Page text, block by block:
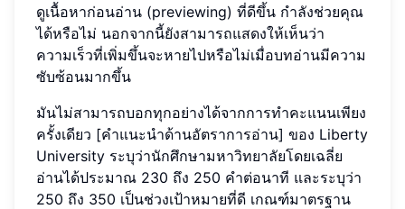
ดูเนื้อหาก่อนอ่าน (previewing) ที่ดีขึ้น กำลังช่วยคุณ
ได้หรือไม่ นอกจากนี้ยังสามารถแสดงให้เห็นว่า
ความเร็วที่เพิ่มขึ้นจะหายไปหรือไม่เมื่อบทอ่านมีความ
ซับซ้อนมากขึ้น
มันไม่สามารถบอกทุกอย่างได้จากการทำคะแนนเพียง
ครั้งเดียว [คำแนะนำด้านอัตราการอ่าน] ของ Liberty
University ระบุว่านักศึกษามหาวิทยาลัยโดยเฉลี่ย
อ่านได้ประมาณ 230 ถึง 250 คำต่อนาที และระบุว่า
250 ถึง 350 เป็นช่วงเป้าหมายที่ดี เกณฑ์มาตรฐาน